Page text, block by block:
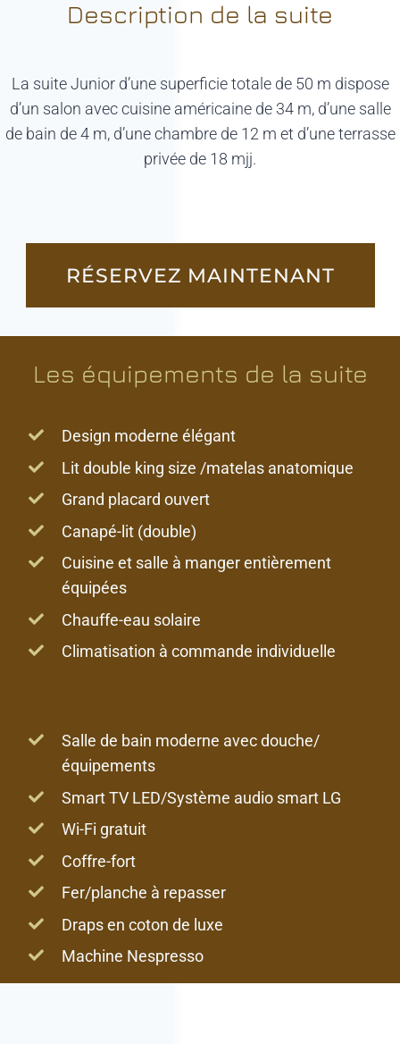
Description de la suite
La suite Junior d’une superficie totale de 50 m dispose
d’un salon avec cuisine américaine de 34 m, d’une salle
de bain de 4 m, d’une chambre de 12 m et d’une terrasse
privée de 18 mjj.
RÉSERVEZ MAINTENANT
Les équipements de la suite
Design moderne élégant
Lit double king size /matelas anatomique
Grand placard ouvert
Canapé-lit (double)
Cuisine et salle à manger entièrement
équipées
Chauffe-eau solaire
Climatisation à commande individuelle
Salle de bain moderne avec douche/
équipements
Smart TV LED/Système audio smart LG
Wi-Fi gratuit
Coffre-fort
Fer/planche à repasser
Draps en coton de luxe
Machine Nespresso